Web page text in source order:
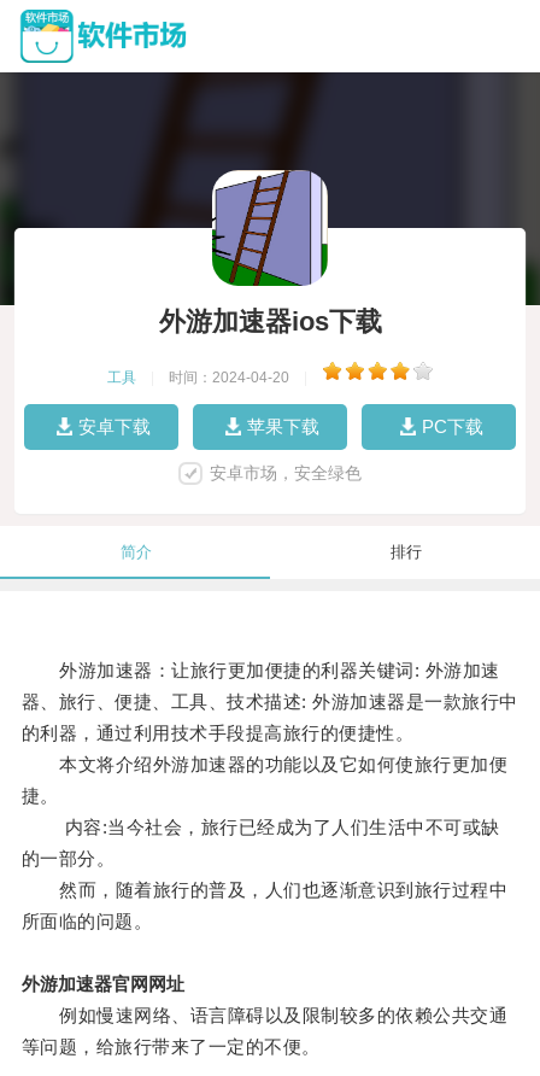
外游加速器ios下载
工具 时间：2024-04-20
安卓下载 苹果下载 PC下载
安卓市场，安全绿色
简介 排行
外游加速器：让旅行更加便捷的利器关键词: 外游加速
器、旅行、便捷、工具、技术描述: 外游加速器是一款旅行中
的利器，通过利用技术手段提高旅行的便捷性。
本文将介绍外游加速器的功能以及它如何使旅行更加便
捷。
内容:当今社会，旅行已经成为了人们生活中不可或缺
的一部分。
然而，随着旅行的普及，人们也逐渐意识到旅行过程中
所面临的问题。
外游加速器官网网址
例如慢速网络、语言障碍以及限制较多的依赖公共交通
等问题，给旅行带来了一定的不便。